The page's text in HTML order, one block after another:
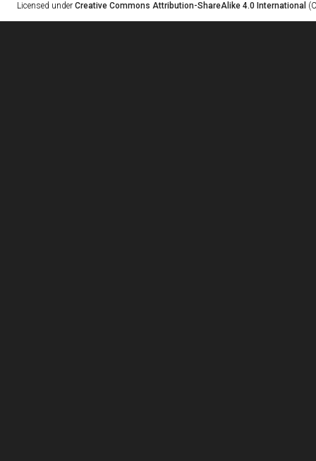
Licensed under Creative Commons Attribution-ShareAlike 4.0 International